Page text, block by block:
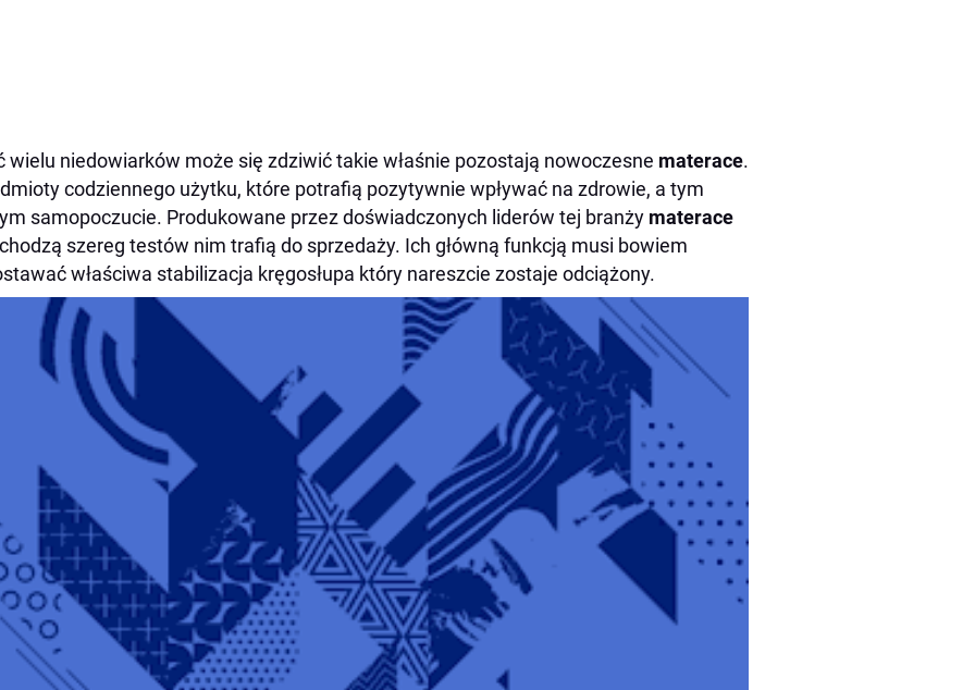
wielu niedowiarków może się zdziwić takie właśnie pozostają nowoczesne materace.
codziennego użytku, które potrafią pozytywnie wpływać na zdrowie, a tym
samopoczucie. Produkowane przez doświadczonych liderów tej branży materace
szereg testów nim trafią do sprzedaży. Ich główną funkcją musi bowiem
właściwa stabilizacja kręgosłupa który nareszcie zostaje odciążony.